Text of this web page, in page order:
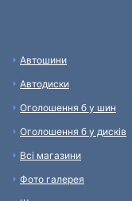
Автошини
Автодиски
Оголошення б у шин
Оголошення б у дисків
Всі магазини
Фото галерея